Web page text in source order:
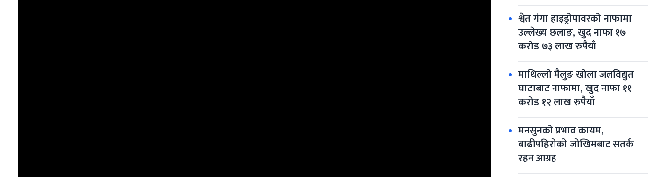
श्वेत गंगा हाइड्रोपावरको नाफामा
उल्लेख्य छलाङ, खुद नाफा १७
करोड ७३ लाख रुपैयाँ
माथिल्लो मैलुङ खोला जलविद्युत
घाटाबाट नाफामा, खुद नाफा ११
करोड १२ लाख रुपैयाँ
मनसुनको प्रभाव कायम,
बाढीपहिरोको जोखिमबाट सतर्क
रहन आग्रह